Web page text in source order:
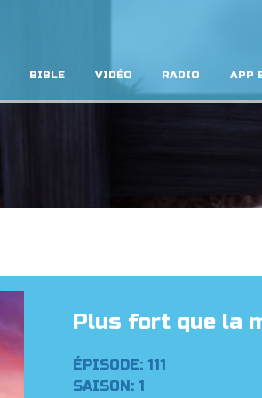
BIBLE VIDÉO RADIO APP
Plus fort que la
ÉPISODE: 111
SAISON: 1